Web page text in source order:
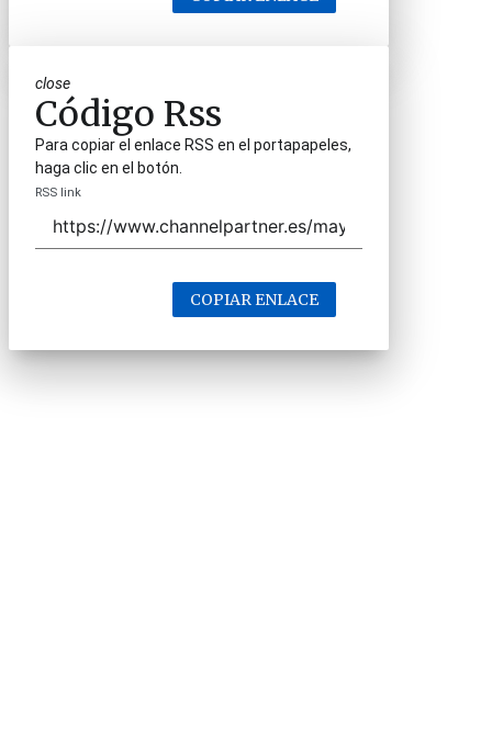
close
Código Rss
Para copiar el enlace RSS en el portapapeles,
haga clic en el botón.
RSS link
COPIAR ENLACE